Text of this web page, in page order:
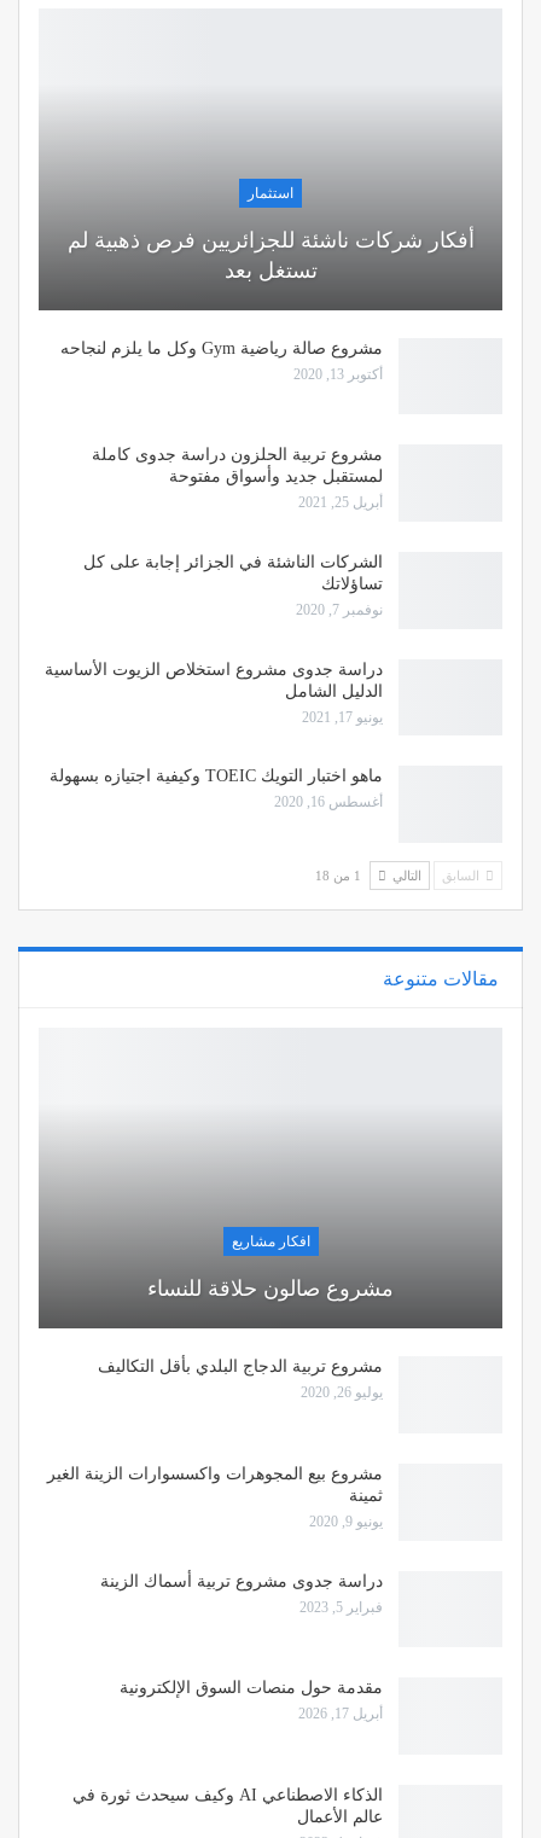
استثمار
أفكار شركات ناشئة للجزائريين فرص ذهبية لم
تستغل بعد
مشروع صالة رياضية Gym وكل ما يلزم لنجاحه
أكتوبر 13, 2020
مشروع تربية الحلزون دراسة جدوى كاملة
لمستقبل جديد وأسواق مفتوحة
أبريل 25, 2021
الشركات الناشئة في الجزائر إجابة على كل
تساؤلاتك
نوفمبر 7, 2020
دراسة جدوى مشروع استخلاص الزيوت الأساسية
الدليل الشامل
يونيو 17, 2021
ماهو اختبار التويك TOEIC وكيفية اجتيازه بسهولة
أغسطس 16, 2020
السابق التالي 1 من 18
مقالات متنوعة
افكار مشاريع
مشروع صالون حلاقة للنساء
مشروع تربية الدجاج البلدي بأقل التكاليف
يوليو 26, 2020
مشروع بيع المجوهرات واكسسوارات الزينة الغير
ثمينة
يونيو 9, 2020
دراسة جدوى مشروع تربية أسماك الزينة
فبراير 5, 2023
مقدمة حول منصات السوق الإلكترونية
أبريل 17, 2026
الذكاء الاصطناعي AI وكيف سيحدث ثورة في
عالم الأعمال